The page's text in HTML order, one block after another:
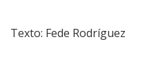
Texto: Fede Rodríguez